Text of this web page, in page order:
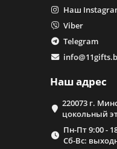
Наш
Viber
Telegram
Наш адрес
220073 г.
цокольный
Пн-Пт 9:00 -
Сб-Вс: